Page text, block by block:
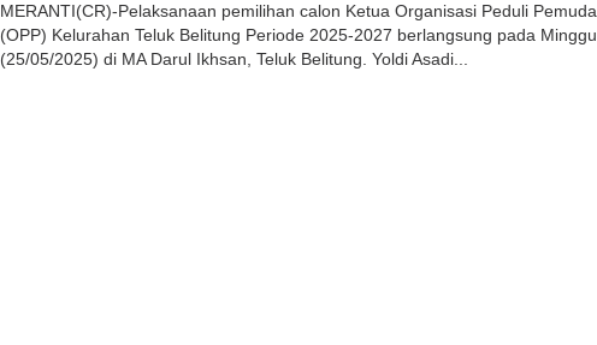
MERANTI(CR)-Pelaksanaan pemilihan calon Ketua Organisasi Peduli Pemuda
(OPP) Kelurahan Teluk Belitung Periode 2025-2027 berlangsung pada Minggu
(25/05/2025) di MA Darul Ikhsan, Teluk Belitung. Yoldi Asadi...